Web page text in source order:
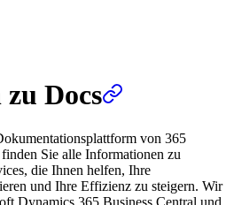
Docs
von 365
Sie alle Informationen zu
die Ihnen helfen, Ihre
und Ihre Effizienz zu steigern. Wir
Dynamics 365 Business Central und